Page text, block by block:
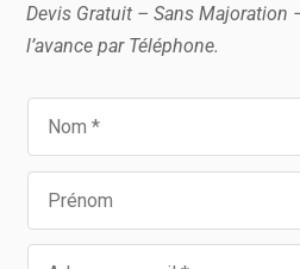
Devis Gratuit – Sans Majoration
l’avance par Téléphone.